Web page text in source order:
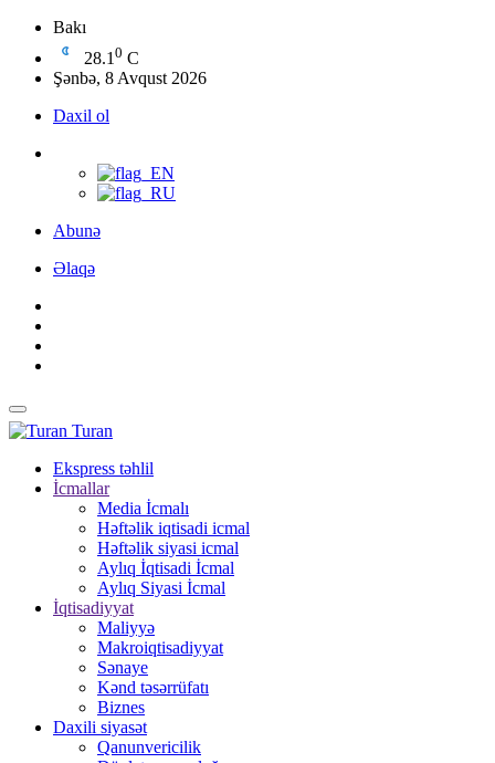
Bakı
28.1 0 C
Şənbə, 8 Avqust 2026
Daxil ol
Abunə
Əlaqə
Turan
Ekspress təhlil
İcmallar
Media İcmalı
Həftəlik iqtisadi icmal
Həftəlik siyasi icmal
Aylıq İqtisadi İcmal
Aylıq Siyasi İcmal
İqtisadiyyat
Maliyyə
Makroiqtisadiyyat
Sənaye
Kənd təsərrüfatı
Biznes
Daxili siyasət
Qanunvericilik